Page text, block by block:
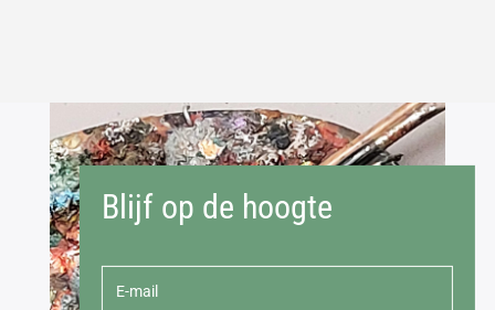
Blijf op de hoogte